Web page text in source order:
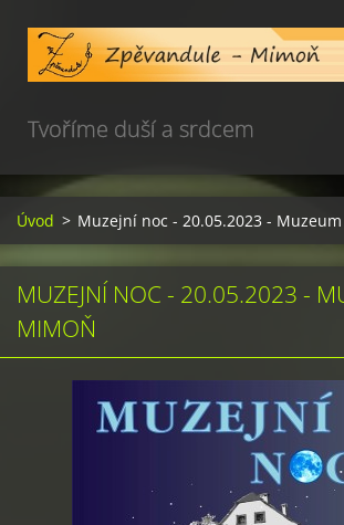
Tvoříme duší a srdcem
Úvod > Muzejní noc - 20.05.2023 -
MUZEJNÍ NOC - 20.05.2023 -
MIMOŇ